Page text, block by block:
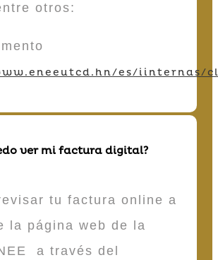
otros:
es/iinternas/
ver mi factura digital?
tu factura online a
la página web de la
a través del